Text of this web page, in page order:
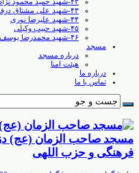
۴۳-شهید علی مشتاق دزفولی
۴۴-شهید علیرضا نوری
۴۵-شهید حبیب وکیلی
۴۶-شهید محمدرضا یوسف نیا
مسجد
درباره مسجد
هیئت امنا
درباره ما
تماس با ما
مسجد صاحب الزمان (عج)
فرهنگی و حزب اللهی